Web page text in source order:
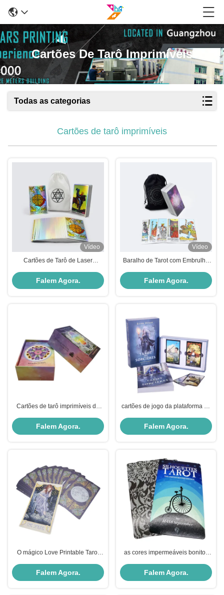
Cartões De Tarô Imprimíveis
Todas as categorias
Cartões de tarô imprimíveis
Vídeo
Cartões de Tarô de Laser
Falem Agora.
Vídeo
Baralho de Tarot com Embrulho
Personalizada
Falem Agora.
Cartões de tarô imprimíveis do
ambas as cores completas
laterais
Falem Agora.
cartões de jogo da plataforma do
Falem Agora.
O mágico Love Printable Tarot
encomenda de 57*87mm
Falem Agora.
as cores impermeáveis bonitos
do tarô imprimiram
Falem Agora.